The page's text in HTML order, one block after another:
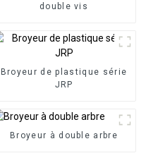
double vis
Broyeur de plastique série
JRP
Broyeur à double arbre